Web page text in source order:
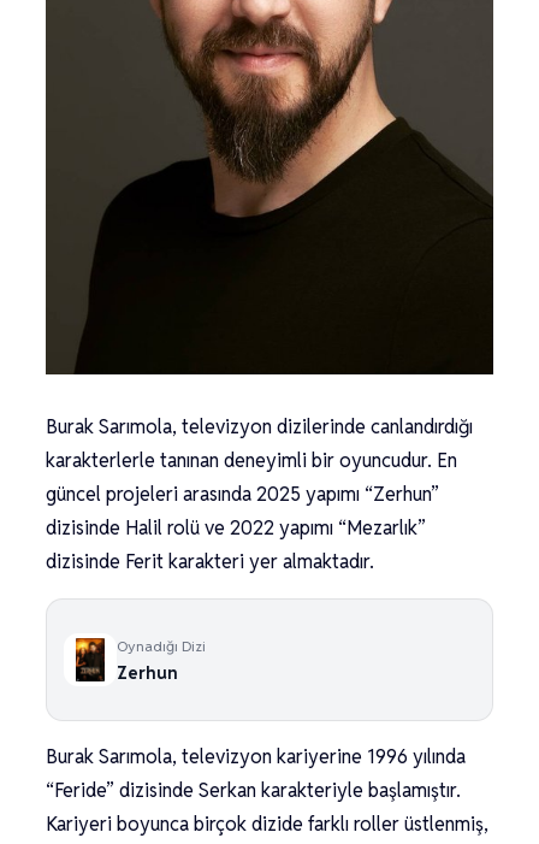
Burak Sarımola, televizyon dizilerinde canlandırdığı
karakterlerle tanınan deneyimli bir oyuncudur. En
güncel projeleri arasında 2025 yapımı “Zerhun”
dizisinde Halil rolü ve 2022 yapımı “Mezarlık”
dizisinde Ferit karakteri yer almaktadır.
Oynadığı Dizi
Zerhun
Burak Sarımola, televizyon kariyerine 1996 yılında
“Feride” dizisinde Serkan karakteriyle başlamıştır.
Kariyeri boyunca birçok dizide farklı roller üstlenmiş,